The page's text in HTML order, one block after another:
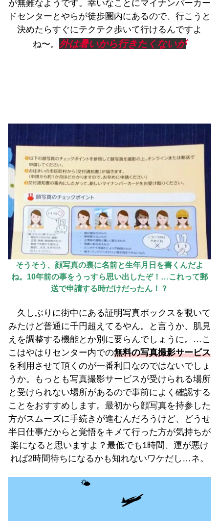
が無難なようです。幸いなことにマイナンバーカー
ドセンターとやらが徒歩圏内にあるので、行こうと
決めたらすぐにテクテク歩いて行けるんですよ
ね〜。 外は暑いから行きたくないが
そうそう、顔写真の裏に名前と生年月日を書くんだよ
ね。10年前の事をうっすら思い出したぞ！…これって郵
送で申請する時だけだったん！？
久しぶりに街中にある証明写真ボックスを覗いて
みたけど普通に千円超えてるやん。と言うか、肌見
えを調整する機能とか別に要らんでしょうに。…こ
こはやはりセンター内での無料の写真撮影サービス
を利用させて頂くのが一番利口なのではないでしょ
うか。もっとも写真撮影サービスが受けられる場所
と受けられない場所があるので事前によく確認する
ことをおすすめします。最初から顔写真を持参した
方がスムーズに手続きが進むんだろうけど、どうせ
半日仕事だからと覚悟をキメて行った方が気持ちが
楽になると思いますよ？最低でも1時間、運が悪け
れば2時間待ちになるかも知れないワケだし…ネ。
🌤️
🛩️